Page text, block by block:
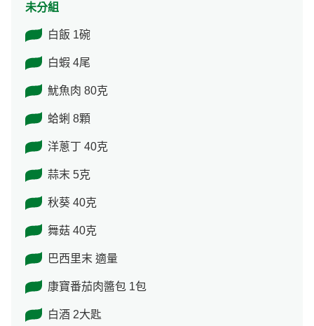
未分組
白飯 1碗
白蝦 4尾
魷魚肉 80克
蛤蜊 8顆
洋蔥丁 40克
蒜末 5克
秋葵 40克
舞菇 40克
巴西里末 適量
康寶番茄肉醬包 1包
白酒 2大匙